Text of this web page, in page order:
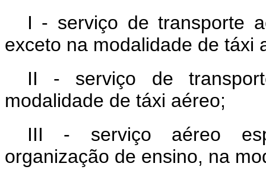
I - serviço de transporte
exceto na modalidade de táxi
II - serviço de
modalidade de táxi aéreo;
III - serviço aéreo
organização de ensino, na